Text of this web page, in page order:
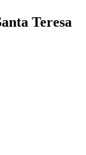
Teresa